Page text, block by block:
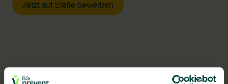
Jetzt auf Stelle bewerben